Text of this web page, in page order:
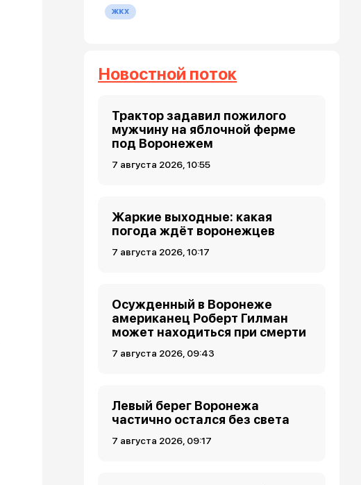
жкх
Новостной поток
Трактор задавил пожилого
мужчину на яблочной ферме
под Воронежем
7 августа 2026, 10:55
Жаркие выходные: какая
погода ждёт воронежцев
7 августа 2026, 10:17
Осужденный в Воронеже
американец Роберт Гилман
может находиться при смерти
7 августа 2026, 09:43
Левый берег Воронежа
частично остался без света
7 августа 2026, 09:17